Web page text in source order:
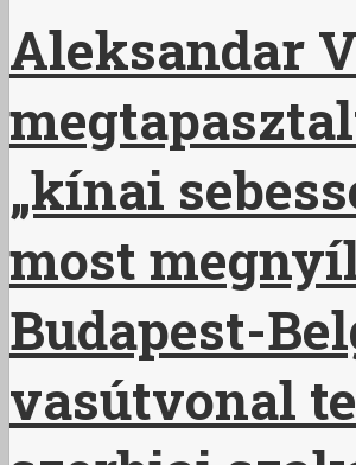
Aleksandar
„kínai
most
Budapest-
vasútvonal